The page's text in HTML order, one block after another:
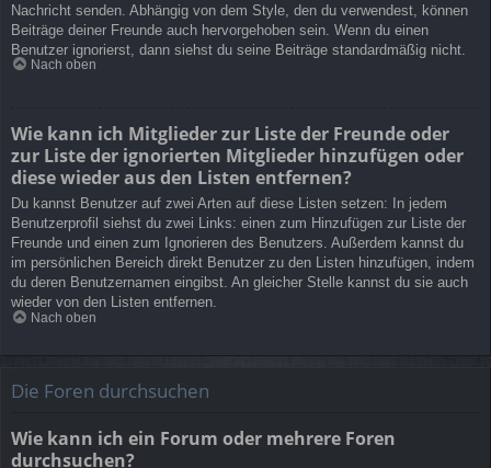
Nachricht senden. Abhängig von dem Style, den du verwendest, können
Beiträge deiner Freunde auch hervorgehoben sein. Wenn du einen
Benutzer ignorierst, dann siehst du seine Beiträge standardmäßig nicht.
Nach oben
Wie kann ich Mitglieder zur Liste der Freunde oder
zur Liste der ignorierten Mitglieder hinzufügen oder
diese wieder aus den Listen entfernen?
Du kannst Benutzer auf zwei Arten auf diese Listen setzen: In jedem
Benutzerprofil siehst du zwei Links: einen zum Hinzufügen zur Liste der
Freunde und einen zum Ignorieren des Benutzers. Außerdem kannst du
im persönlichen Bereich direkt Benutzer zu den Listen hinzufügen, indem
du deren Benutzernamen eingibst. An gleicher Stelle kannst du sie auch
wieder von den Listen entfernen.
Nach oben
Die Foren durchsuchen
Wie kann ich ein Forum oder mehrere Foren
durchsuchen?